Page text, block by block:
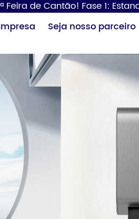
Feira de Cantão! Fase 1:
Seja nosso parceiro